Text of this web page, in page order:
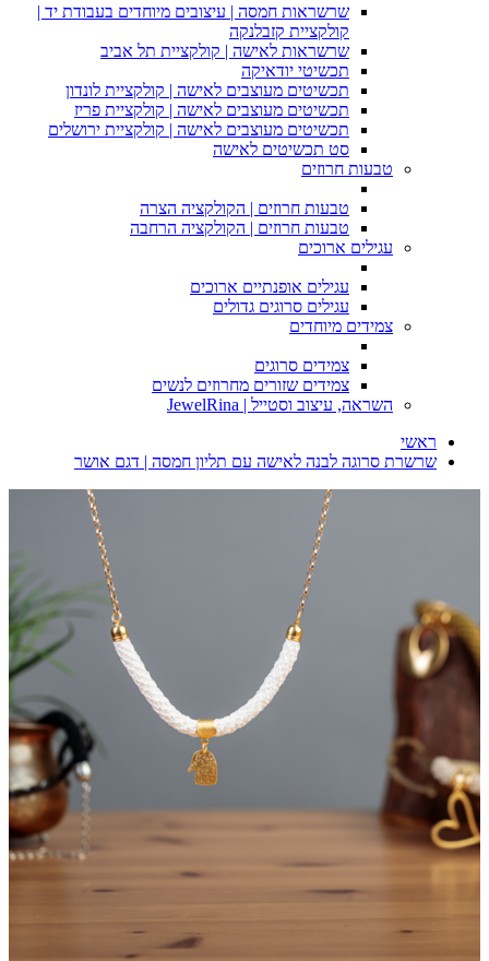
שרשראות חמסה | עיצובים מיוחדים בעבודת יד |
קולקציית קזבלנקה
שרשראות לאישה | קולקציית תל אביב
תכשיטי יודאיקה
תכשיטים מעוצבים לאישה | קולקציית לונדון
תכשיטים מעוצבים לאישה | קולקציית פריז
תכשיטים מעוצבים לאישה | קולקציית ירושלים
סט תכשיטים לאישה
טבעות חרוזים
טבעות חרוזים | הקולקציה הצרה
טבעות חרוזים | הקולקציה הרחבה
עגילים ארוכים
עגילים אופנתיים ארוכים
עגילים סרוגים גדולים
צמידים מיוחדים
צמידים סרוגים
צמידים שזורים מחרוזים לנשים
השראה, עיצוב וסטייל | JewelRina
ראשי
שרשרת סרוגה לבנה לאישה עם תליון חמסה | דגם אושר